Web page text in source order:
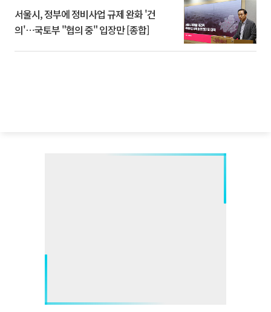
서울시, 정부에 정비사업 규제 완화 '건
의'⋯국토부 "협의 중" 입장만 [종합]